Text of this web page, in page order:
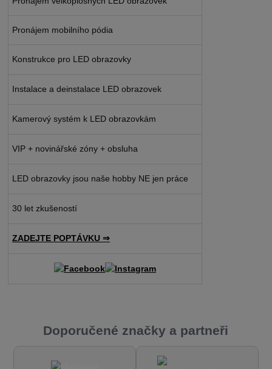
Pronájem mobilního pódia
Konstrukce pro LED obrazovky
Instalace a deinstalace LED obrazovek
Kamerový systém k LED obrazovkám
VIP + novinářské zóny + obsluha
LED obrazovky jsou naše hobby NE jen práce
30 let zkušeností
ZADEJTE POPTÁVKU ⇒
Doporučené značky a partneři